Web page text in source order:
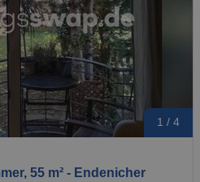
1 / 4
55 m² - Endenicher